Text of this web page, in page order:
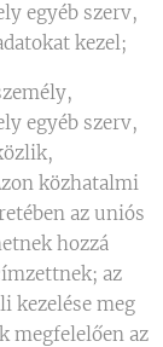
egyéb szerv,
kezel;
egyéb szerv,
közhatalmi
az uniós
hozzá
az
kezelése meg
megfelelően az